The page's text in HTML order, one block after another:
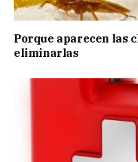
Porque aparecen las
eliminarlas